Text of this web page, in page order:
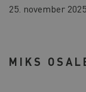
25. november
MIKS